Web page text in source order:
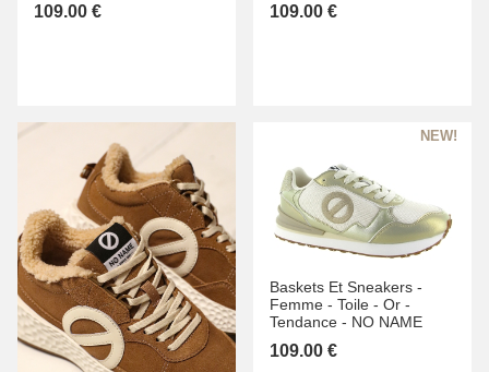
109.00 € 109.00 €
Baskets Et Sneakers -
Femme - Toile - Or -
Tendance - NO NAME
109.00 €